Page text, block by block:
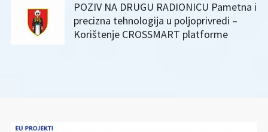
POZIV NA DRUGU RADIONICU Pametna i
precizna tehnologija u poljoprivredi –
Korištenje CROSSMART platforme